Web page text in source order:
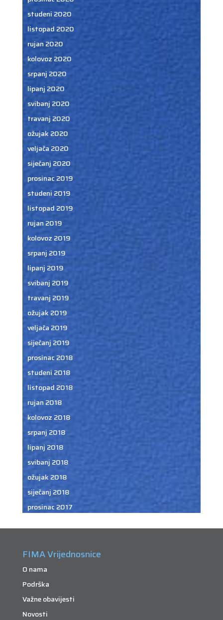
studeni 2020
listopad 2020
rujan 2020
kolovoz 2020
srpanj 2020
lipanj 2020
svibanj 2020
travanj 2020
ožujak 2020
veljača 2020
siječanj 2020
prosinac 2019
studeni 2019
listopad 2019
rujan 2019
kolovoz 2019
srpanj 2019
lipanj 2019
svibanj 2019
travanj 2019
ožujak 2019
veljača 2019
siječanj 2019
prosinac 2018
studeni 2018
listopad 2018
rujan 2018
kolovoz 2018
srpanj 2018
lipanj 2018
svibanj 2018
ožujak 2018
siječanj 2018
prosinac 2017
FIMA Vrijednosnice
O nama
Podrška
Važne obavijesti
Novosti